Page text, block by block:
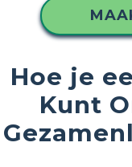
Hoe je
Kunt